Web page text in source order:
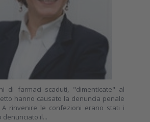
di farmaci scaduti, "dimenticate" al
hanno causato la denuncia penale
rinvenire le confezioni erano stati i
denunciato il...